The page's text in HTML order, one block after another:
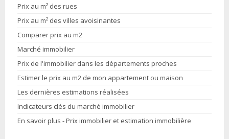
Prix au m² des rues
Prix au m² des villes avoisinantes
Comparer prix au m2
Marché immobilier
Prix de l'immobilier dans les départements proches
Estimer le prix au m2 de mon appartement ou maison
Les dernières estimations réalisées
Indicateurs clés du marché immobilier
En savoir plus - Prix immobilier et estimation immobilière